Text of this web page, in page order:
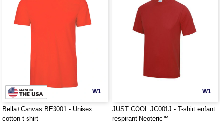
W1
Bella+Canvas BE3001 - Unisex
cotton t-shirt
W1
JUST COOL JC001J - T-shirt enfant
respirant Neoteric™